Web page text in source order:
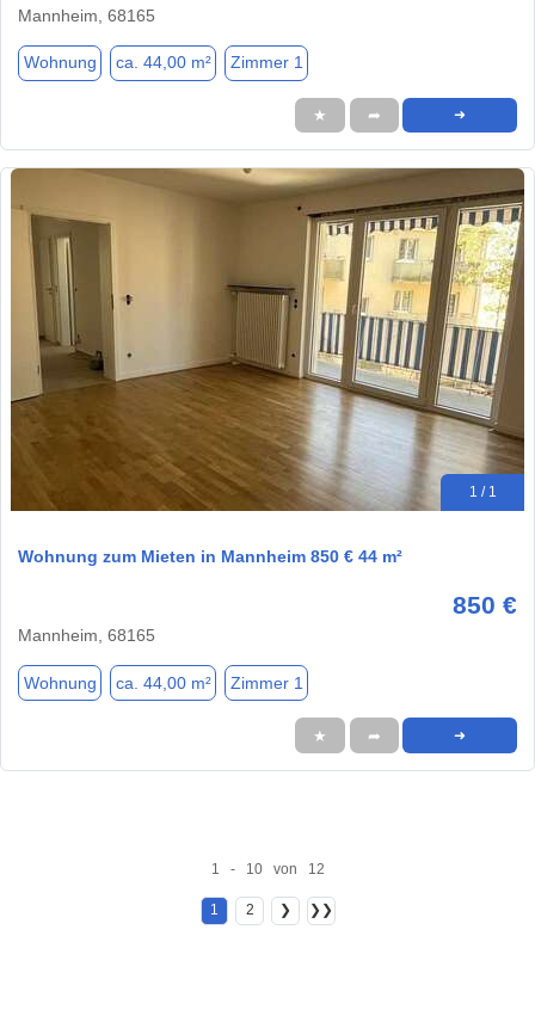
Mannheim, 68165
Wohnung ca. 44,00 m² Zimmer 1
★ ➦ ➜
1 / 1
Wohnung zum Mieten in Mannheim 850 € 44 m²
850 €
Mannheim, 68165
Wohnung ca. 44,00 m² Zimmer 1
★ ➦ ➜
1 - 10 von 12
1 2 ❯ ❯❯